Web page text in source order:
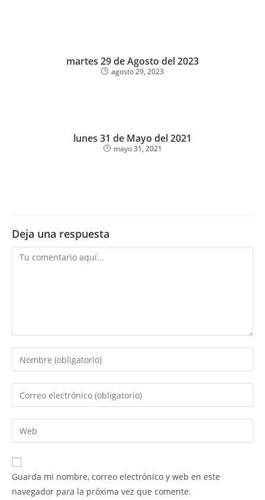
martes 29 de Agosto del 2023
agosto 29, 2023
lunes 31 de Mayo del 2021
mayo 31, 2021
Deja una respuesta
Comentario
Introduce
tu
nombre
de
usuario
para
comentar
Introduce
tu
dirección
de
electrónico
para
comentar
Introduce
la
URL
de
Guarda mi nombre, correo electrónico y web en este
navegador para la próxima vez que comente.